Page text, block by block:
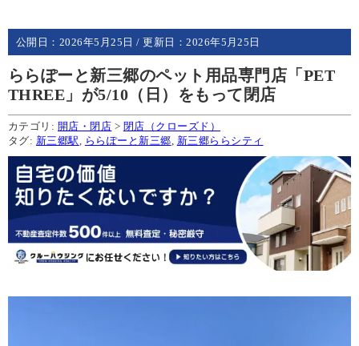
公開日： 2026年5月25日 / 更新日：2026年5月25日
ららぽーと新三郷のペット用品専門店「PET
THREE」が5/10（日）をもって閉店
カテゴリ: 開店・閉店 > 閉店（クローズド）
タグ: 新三郷駅, ららぽーと新三郷, 新三郷ららシティ